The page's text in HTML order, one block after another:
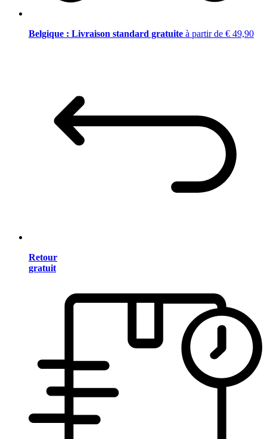
Belgique : Livraison standard gratuite à partir de € 49,90
Retour
gratuit